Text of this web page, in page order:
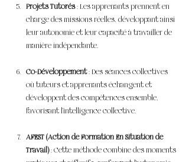
Projets Tutorés : Les apprenants prennent en
charge des missions réelles, développant ainsi
leur autonomie et leur capacité à travailler de
manière indépendante.
Co-Développement : Des séances collectives
où tuteurs et apprenants échangent et
développent des compétences ensemble,
favorisant l’intelligence collective.
AFEST (Action de Formation En Situation de
Travail) : Cette méthode combine des moments